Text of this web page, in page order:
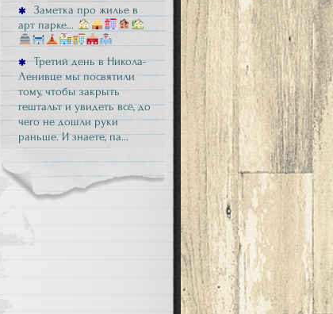
Заметка про жилье в
арт парке…
Третий день в Никола-
Ленивце мы посвятили
тому, чтобы закрыть
гештальт и увидеть всё, до
чего не дошли руки
раньше. И знаете, па…